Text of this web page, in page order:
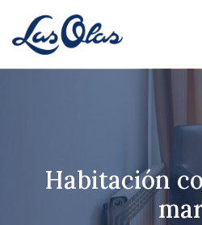
Habitación